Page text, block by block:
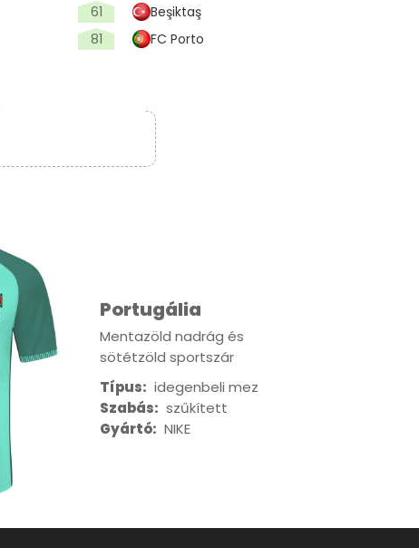
Beşiktaş
FC Porto
61
81
Portugália
Mentazöld nadrág és
sötétzöld sportszár
Típus: idegenbeli mez
Szabás: szűkített
Gyártó: NIKE